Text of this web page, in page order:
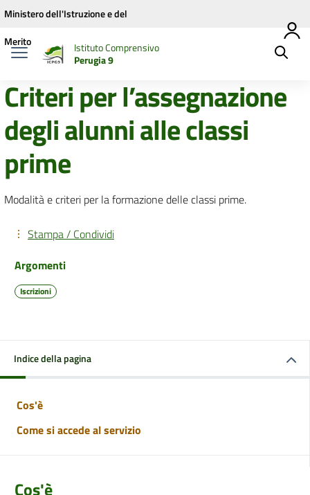
Vai ai contenuti
Vai al menu di navigazione
Vai al footer
Ministero dell'Istruzione e del
Merito
Istituto Comprensivo
Perugia 9
Criteri per l’assegnazione
degli alunni alle classi
prime
Modalità e criteri per la formazione delle classi prime.
Stampa / Condividi
Argomenti
Iscrizioni
Indice della pagina
Cos'è
Come si accede al servizio
Cos'è